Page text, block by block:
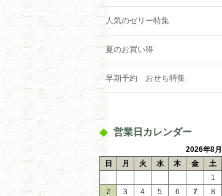
人気のゼリー特集
夏のお買い得
早期予約 おせち特集
営業日カレンダー
2026年8月
日
月 火 水 木 金
土
1
2
3 4 5 6 7
8